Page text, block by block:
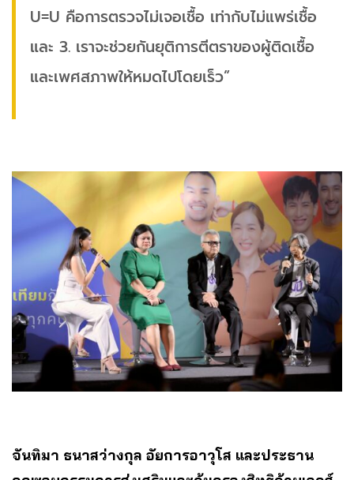
U=U คือการตรวจไม่เจอเชื้อ เท่ากับไม่แพร่เชื้อ
และ 3. เราจะช่วยกันยุติการตีตราของผู้ติดเชื้อ
และเพศสภาพให้หมดไปโดยเร็ว”
จันทิมา ธนาสว่างกุล อัยการอาวุโส และประธาน